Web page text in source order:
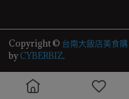
Copyright © 台南大飯店美食購
byCYBERBIZ.